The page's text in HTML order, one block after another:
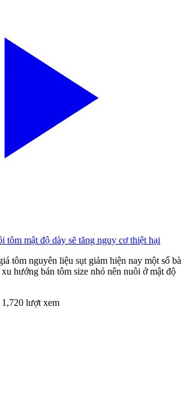
tôm mật độ dày sẽ tăng nguy cơ thiệt hại
tôm nguyên liệu sụt giảm hiện nay một số bà
hướng bán tôm size nhỏ nên nuôi ở mật độ
1,720 lượt xem